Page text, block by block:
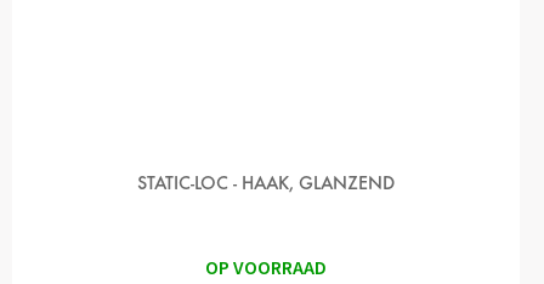
STATIC-LOC - HAAK, GLANZEND
OP VOORRAAD